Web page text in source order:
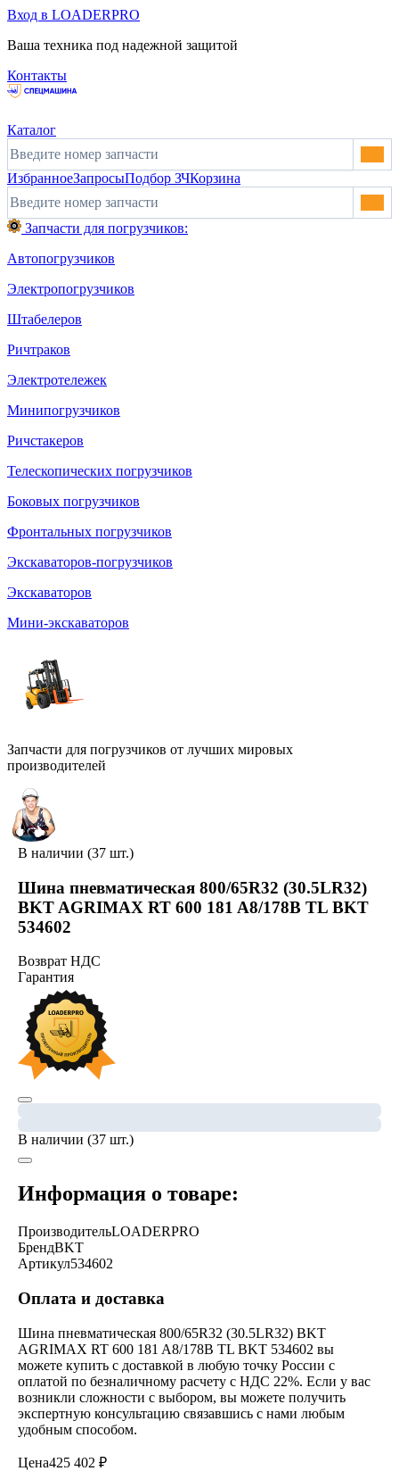
Вход в LOADERPRO
Ваша техника под надежной защитой
Контакты
Каталог
ИзбранноеЗапросыПодбор ЗЧКорзина
Запчасти для погрузчиков:
Автопогрузчиков
Электропогрузчиков
Штабелеров
Ричтраков
Электротележек
Минипогрузчиков
Ричстакеров
Телескопических погрузчиков
Боковых погрузчиков
Фронтальных погрузчиков
Экскаваторов-погрузчиков
Экскаваторов
Мини-экскаваторов
Запчасти для погрузчиков от лучших мировых
производителей
В наличии (37 шт.)
Шина пневматическая 800/65R32 (30.5LR32)
BKT AGRIMAX RT 600 181 A8/178B TL BKT
534602
Возврат НДС
Гарантия
В наличии (37 шт.)
Информация о товаре:
ПроизводительLOADERPRO
БрендBKT
Артикул534602
Оплата и доставка
Шина пневматическая 800/65R32 (30.5LR32) BKT
AGRIMAX RT 600 181 A8/178B TL BKT 534602 вы
можете купить с доставкой в любую точку России с
оплатой по безналичному расчету с НДС 22%. Если у вас
возникли сложности с выбором, вы можете получить
экспертную консультацию связавшись с нами любым
удобным способом.
Цена425 402 ₽